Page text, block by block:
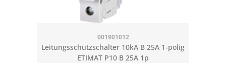
001901012
Leitungsschutzschalter 10kA B 25A 1-polig
ETIMAT P10 B 25A 1p